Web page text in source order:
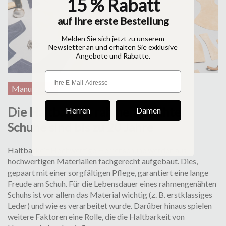
Manufaktur
Die Haltbarkeit rahmengenähter
Schuhe sind bis zu 20 Jahre
Haltbarkeit Hochwertige Herrenschuhe werden aus
hochwertigen Ma­te­rialien fachgerecht aufgebaut. Dies,
gepaart mit einer sorg­fäl­tigen Pflege, garantiert eine lange
Freude am Schuh. Für die Lebensdauer eines rahmengenähten
Schuhs ist vor allem das Material wichtig (z. B. erstklassiges
Leder) und wie es verarbeitet wurde. Darüber hinaus spielen
weitere Faktoren eine Rolle, die die Haltbarkeit von
15 % Rabatt
auf Ihre erste Bestellung
Melden Sie sich jetzt zu unserem
Newsletter an und erhalten Sie exklusive
Angebote und Rabatte.
Herren Damen